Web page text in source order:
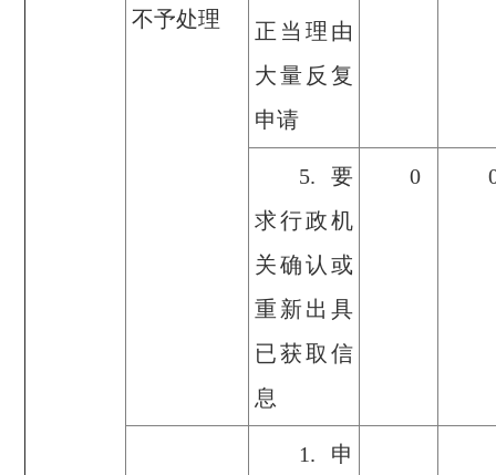
不予处理
正当理由
大量反复
申请
5.要
求行政机
关确认或
重新出具
已获取信
息
0
1.申